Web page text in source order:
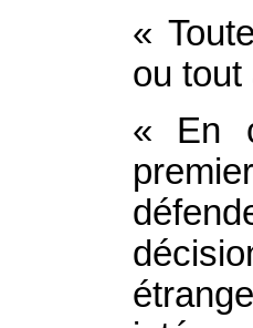
«
ou tout
« En